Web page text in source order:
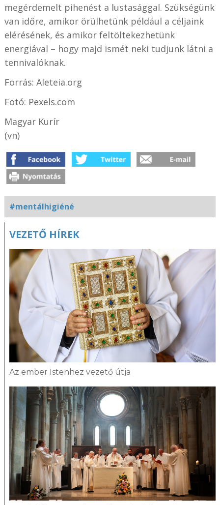
megérdemelt pihenést a lustasággal. Szükségünk
van időre, amikor örülhetünk például a céljaink
elérésének, és amikor feltöltekezhetünk
energiával – hogy majd ismét neki tudjunk látni a
tennivalóknak.
Forrás: Aleteia.org
Fotó: Pexels.com
Magyar Kurír
(vn)
#mentálhigiéné
Kapcsolódó
VEZETŐ HÍREK
Az ember Istenhez vezető útja